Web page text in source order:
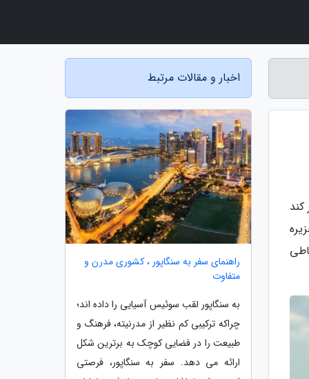
اخبار و مقالات مرتبط
راهنمای سفر به سنگاپور ، کشوری مدرن و
متفاوت
به سنگاپور لقب سوئیس آسیایی را داده اند؛
چراکه ترکیبی کم نظیر از مدرنیته، فرهنگ و
طبیعت را در فضایی کوچک به برترین شکل
ارائه می دهد. سفر به سنگاپور، فرصتی